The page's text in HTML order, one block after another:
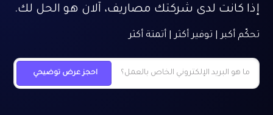
إذا كانت لدى شركتك مصاريف، آلان هو الحل لك.
تحكّم أكبر | توفير أكثر | أتمتة أكثر